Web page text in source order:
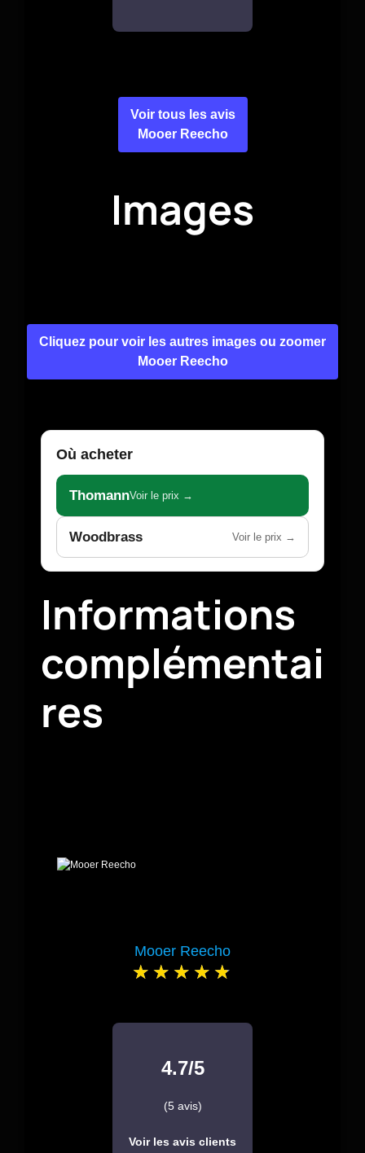
Voir tous les avis
Mooer Reecho
Images
Cliquez pour voir les autres images ou zoomer
Mooer Reecho
Où acheter
ThomannVoir le prix →
Woodbrass Voir le prix →
Informations
complémentai
res
Mooer Reecho
4.7/5
(5 avis)
Voir les avis clients